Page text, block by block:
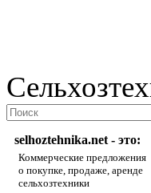
selhoztehnika.net - это:
Коммерческие предложения
о покупке, продаже, аренде
сельхозтехники